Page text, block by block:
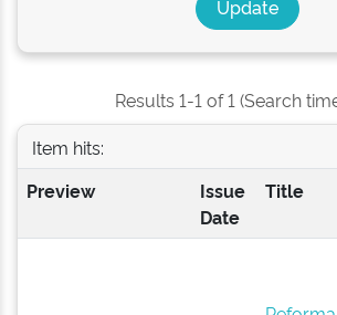
Results 1-1 of 1 (Search
Item hits:
Preview
Issue
Date
Title